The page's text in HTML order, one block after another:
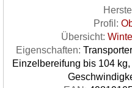
Profil:
Übersicht:
Eigenschaften:
Einzelbereifung bis 104